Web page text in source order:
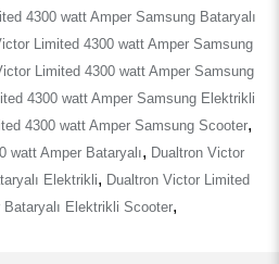
4300 watt Amper Samsung Bataryalı
Limited 4300 watt Amper Samsung
Limited 4300 watt Amper Samsung
4300 watt Amper Samsung Elektrikli
4300 watt Amper Samsung Scooter,
watt Amper Bataryalı, Dualtron Victor
Elektrikli, Dualtron Victor Limited
Elektrikli Scooter,